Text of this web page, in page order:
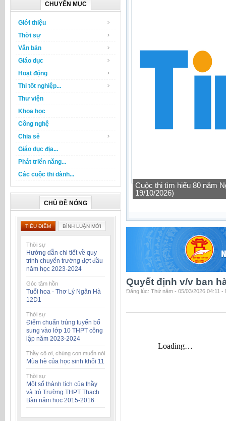
CHUYÊN MỤC
Giới thiệu
Thời sự
Văn bản
Giáo dục
Hoạt động
Thi tốt nghiệp...
Thư viện
Khoa học
Công nghệ
Chia sẻ
Giáo dục địa...
Phát triển năng...
Các cuộc thi dành...
CHỦ ĐỀ NÓNG
TIÊU ĐIỂM BÌNH LUẬN MỚI
Thời sự
Hướng dẫn chi tiết về quy
trình chuyển trường đợt đầu
năm học 2023-2024
Góc tâm hồn
Tuổi hoa - Thơ Lý Ngân Hà
12D1
Thời sự
Điểm chuẩn trúng tuyển bổ
sung vào lớp 10 THPT công
lập năm 2023-2024
Thầy cô ơi, chúng con muốn nói
Mùa hè của học sinh khối 11
Thời sự
Một số thành tích của thầy
và trò Trường THPT Thạch
Bàn năm học 2015-2016
Cuộc thi tìm hiểu 80 năm
19/10/2026)
Quyết định v/v ban
Đăng lúc: Thứ năm - 05/03/2026 04:11